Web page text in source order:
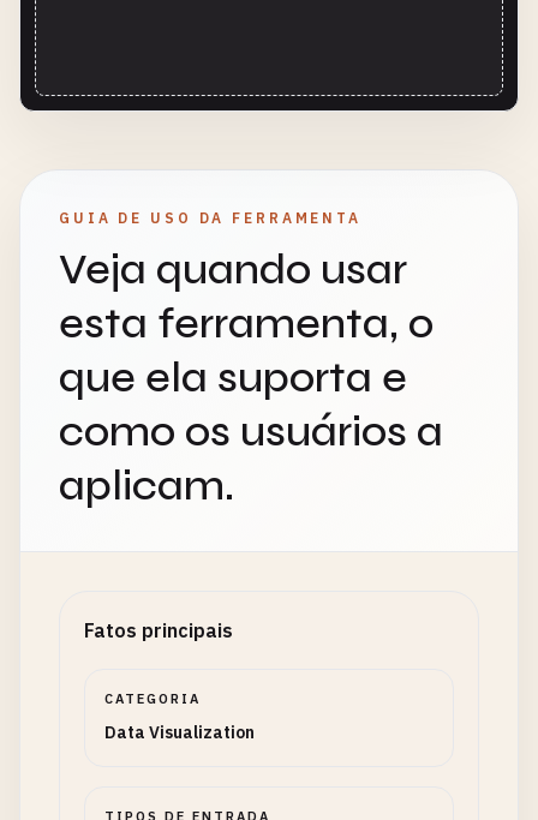
GUIA DE USO DA FERRAMENTA
Veja quando usar
esta ferramenta, o
que ela suporta e
como os usuários a
aplicam.
Fatos principais
CATEGORIA
Data Visualization
TIPOS DE ENTRADA